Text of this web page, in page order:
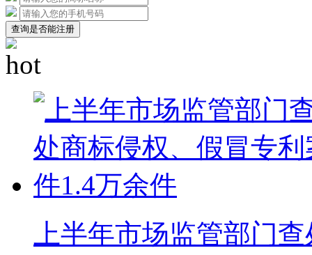
查询是否能注册
上半年市场监管部门